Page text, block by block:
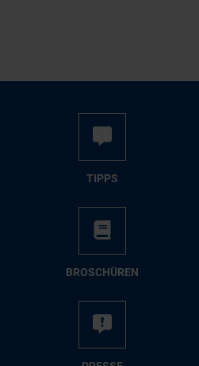
TIPPS
BRO­SCHÜ­REN